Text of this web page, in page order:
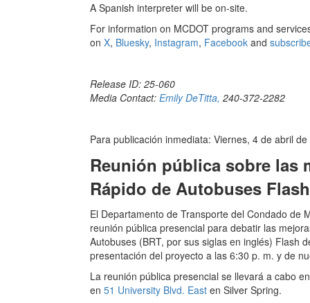
A Spanish interpreter will be on-site.
For information on MCDOT programs and
on X, Bluesky, Instagram, Facebook and
Release ID: 25-060
Media Contact: Emily DeTitta, 240-372-2282
Para publicación inmediata: Viernes, 4 de abril
Reunión pública sobre las
Rápido de Autobuses
El Departamento de Transporte del Condado de
reunión pública presencial para debatir las
Autobuses (BRT, por sus siglas en inglés) Flash
presentación del proyecto a las 6:30 p. m. y de
La reunión pública presencial se llevará a cabo
en 51 University Blvd. East en Silver Spring.